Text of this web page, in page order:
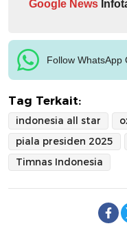
Google News
Follow WhatsApp
Tag Terkait:
indonesia all star
piala presiden 2025
Timnas Indonesia